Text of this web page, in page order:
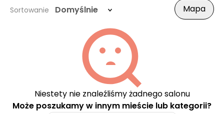
Sortowanie Domyślnie Mapa
Niestety nie znaleźliśmy żadnego salonu
Może poszukamy w innym mieście lub kategorii?